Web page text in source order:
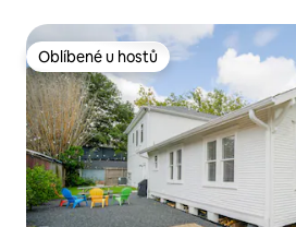
Oblíbené u hostů
Oblíbené u hostů